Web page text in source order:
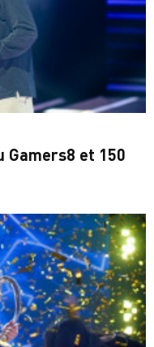
Gamers8 et 150